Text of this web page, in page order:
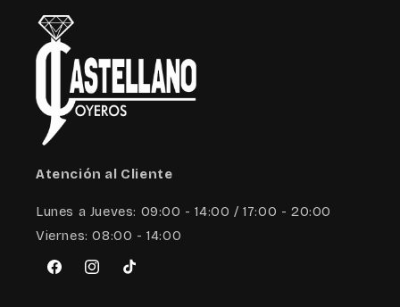
Atención al Cliente
Lunes a Jueves: 09:00 - 14:00 / 17:00 - 20:00
Viernes: 08:00 - 14:00
FacebookInstagram
TikTok